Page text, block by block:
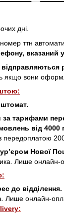
дні.
ттн
вказаний
відправляються
якщо вони
за тарифами
від 4000
передоплатою
Нової
Лише онлайн-
до відділення.
Лише онлайн-
: